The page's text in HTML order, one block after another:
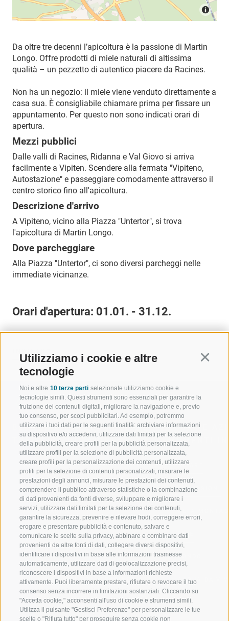
Utilizziamo i cookie e altre
tecnologie
Noi e altre 10 terze parti selezionate utilizziamo cookie e
tecnologie simili. Questi strumenti sono essenziali per garantire la
fruizione dei contenuti digitali, migliorare la navigazione e, previo
tuo consenso, per scopi pubblicitari. Ad esempio, potremmo
utilizzare i tuoi dati per le seguenti finalità: archiviare informazioni
su dispositivo e/o accedervi, utilizzare dati limitati per la selezione
della pubblicità, creare profili per la pubblicità personalizzata,
utilizzare profili per la selezione di pubblicità personalizzata,
creare profili per la personalizzazione dei contenuti, utilizzare
profili per la selezione di contenuti personalizzati, misurare le
prestazioni degli annunci, misurare le prestazioni dei contenuti,
comprendere il pubblico attraverso statistiche o la combinazione
di dati provenienti da fonti diverse, sviluppare e migliorare i
servizi, utilizzare dati limitati per la selezione dei contenuti,
garantire la sicurezza, prevenire e rilevare frodi, correggere errori,
erogare e presentare pubblicità e contenuto, salvare e
comunicare le scelte sulla privacy, abbinare e combinare dati
provenienti da altre fonti di dati, collegare diversi dispositivi,
identificare i dispositivi in base alle informazioni trasmesse
automaticamente, utilizzare dati di geolocalizzazione precisi,
riconoscere i dispositivi in base a informazioni richieste
attivamente. Puoi liberamente prestare, rifiutare o revocare il tuo
consenso senza incorrere in limitazioni sostanziali. Cliccando su
"Accetta cookie," acconsenti all'uso di cookie e strumenti simili.
Utilizza il pulsante "Gestisci Preferenze" per personalizzare le tue
scelte o "Rifiuta tutto" per proseguire senza cookie non
Da oltre tre decenni l’apicoltura è la passione di Martin
Longo. Offre prodotti di miele naturali di altissima
qualità – un pezzetto di autentico piacere da Racines.
Non ha un negozio: il miele viene venduto direttamente a
casa sua. È consigliabile chiamare prima per fissare un
appuntamento. Per questo non sono indicati orari di
apertura.
Mezzi pubblici
Dalle valli di Racines, Ridanna e Val Giovo si arriva
facilmente a Vipiten. Scendere alla fermata "Vipiteno,
Autostazione" e passeggiare comodamente attraverso il
centro storico fino all'apicoltura.
Descrizione d'arrivo
A Vipiteno, vicino alla Piazza "Untertor", si trova
l'apicoltura di Martin Longo.
Dove parcheggiare
Alla Piazza "Untertor", ci sono diversi parcheggi nelle
immediate vicinanze.
Orari d'apertura: 01.01. - 31.12.
BENVENUTI NELLA REGIONE
TURISTICA DI RACINES
VAL GIOVO
VAL RACINES
VAL RIDANNA
IMPIANTI DI RISALITA
SCUOLA DI SCI RACINES
LUISL'S SKI SCHOOL A RACINES
SPORT E
MOMENTI
SCIARE
ESCURSIONI
ALTA
BIKE
FONDO
ACQUA DA